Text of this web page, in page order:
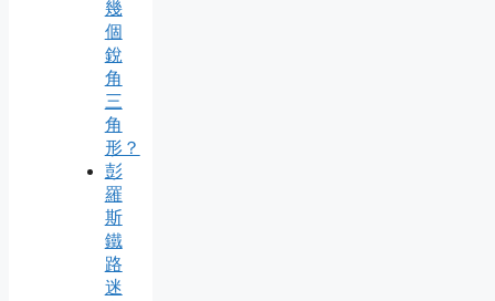
幾
個
銳
角
三
角
形？
彭
羅
斯
鐵
路
迷